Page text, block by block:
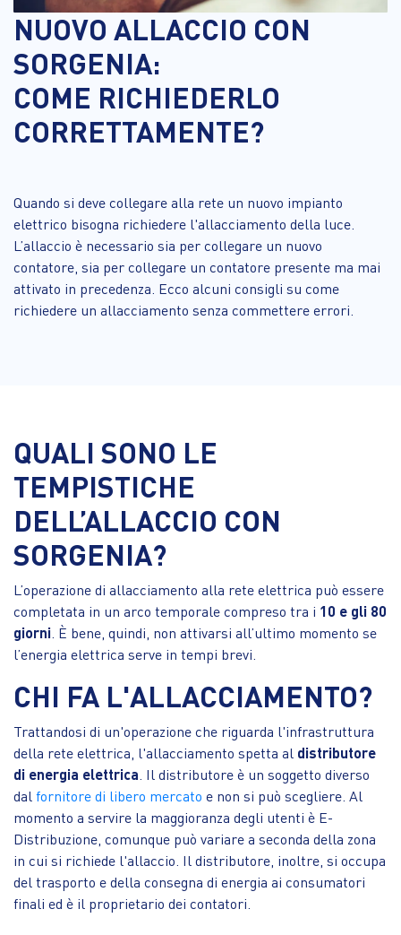
NUOVO ALLACCIO CON
SORGENIA:
COME RICHIEDERLO
CORRETTAMENTE?
Quando si deve collegare alla rete un nuovo impianto
elettrico bisogna richiedere l'allacciamento della luce.
L’allaccio è necessario sia per collegare un nuovo
contatore, sia per collegare un contatore presente ma mai
attivato in precedenza. Ecco alcuni consigli su come
richiedere un allacciamento senza commettere errori.
QUALI SONO LE
TEMPISTICHE
DELL’ALLACCIO CON
SORGENIA?
L’operazione di allacciamento alla rete elettrica può essere
completata in un arco temporale compreso tra i 10 e gli 80
giorni . È bene, quindi, non attivarsi all’ultimo momento se
l’energia elettrica serve in tempi brevi.
CHI FA L'ALLACCIAMENTO?
Trattandosi di un'operazione che riguarda l'infrastruttura
della rete elettrica, l'allacciamento spetta al distributore
di energia elettrica . Il distributore è un soggetto diverso
dal fornitore di libero mercato e non si può scegliere. Al
momento a servire la maggioranza degli utenti è E-
Distribuzione, comunque può variare a seconda della zona
in cui si richiede l'allaccio. Il distributore, inoltre, si occupa
del trasporto e della consegna di energia ai consumatori
finali ed è il proprietario dei contatori.